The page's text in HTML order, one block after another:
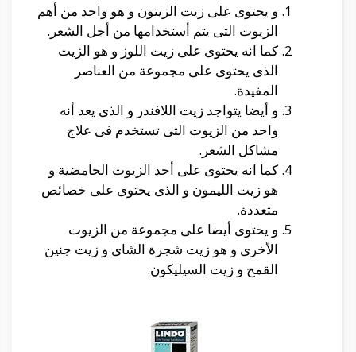
و يحتوى على زيت الزيتون و هو واحد من أهم
الزيوت التى يتم أستخدامها من أجل الشعر.
كما انه يحتوى على زيت اللوز و هو الزيت
الذى يحتوى على مجموعة من العناصر
المفيدة.
و أيضا يتواجد زيت اللافندر و الذى يعد أنه
واحد من الزيوت التى تستخدم فى علاج
مشاكل الشعر.
كما انه يحتوى على أحد الزيوت الحامضية و
هو زيت الليمون و الذى يحتوى على خصائص
متعددة.
و يحتوى أيضا على مجموعة من الزيوت
الأخرى و هو زيت شجرة الشاى و زيت جنين
القمح و زيت السيليكون.